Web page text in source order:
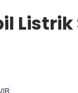
Listrik